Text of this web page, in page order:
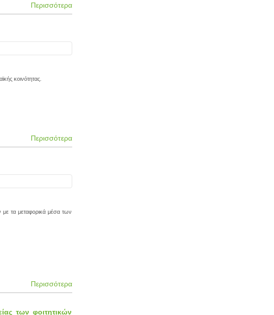
Περισσότερα
κοινότητας.
Περισσότερα
με τα μεταφορικά μέσα των
Περισσότερα
των φοιτητικών